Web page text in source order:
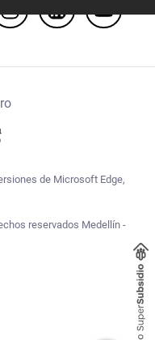
de Microsoft Edge,
reservados Medellín -